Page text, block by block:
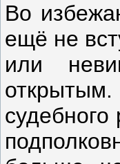
Во
ещё не
или
судебного